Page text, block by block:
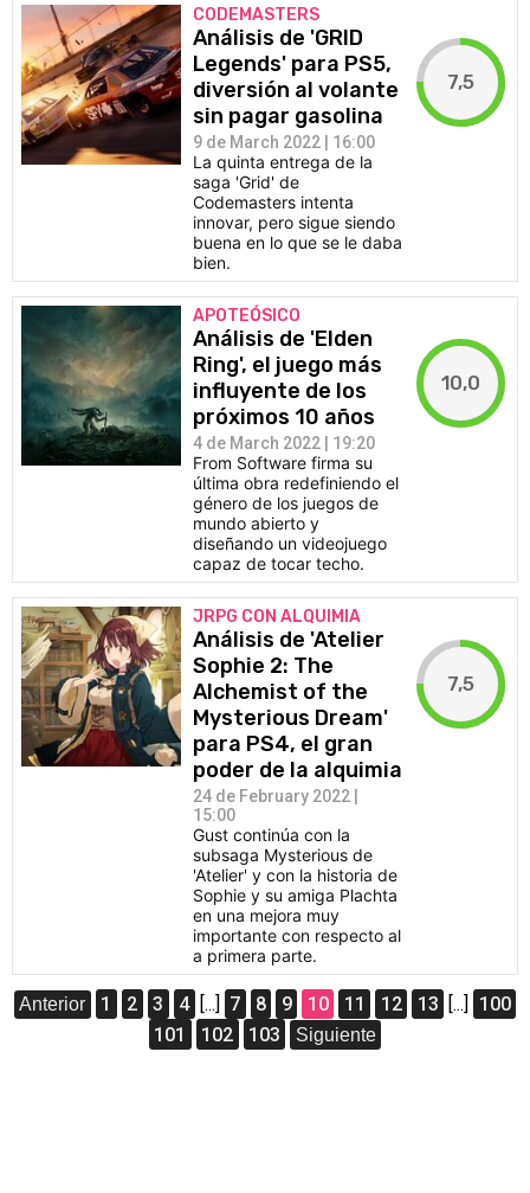
CODEMASTERS
Análisis de 'GRID
Legends' para PS5,
diversión al volante
sin pagar gasolina
9 de March 2022 | 16:00
La quinta entrega de la
saga 'Grid' de
Codemasters intenta
innovar, pero sigue siendo
buena en lo que se le daba
bien.
7,5
APOTEÓSICO
Análisis de 'Elden
Ring', el juego más
influyente de los
próximos 10 años
4 de March 2022 | 19:20
From Software firma su
última obra redefiniendo el
género de los juegos de
mundo abierto y
diseñando un videojuego
capaz de tocar techo.
10,0
JRPG CON ALQUIMIA
Análisis de 'Atelier
Sophie 2: The
Alchemist of the
Mysterious Dream'
para PS4, el gran
poder de la alquimia
24 de February 2022 |
15:00
Gust continúa con la
subsaga Mysterious de
'Atelier' y con la historia de
Sophie y su amiga Plachta
en una mejora muy
importante con respecto al
a primera parte.
7,5
Anterior 1 2 3 4 [...] 7 8 9 10 11 12 13 [...]
100
101
102 103 Siguiente